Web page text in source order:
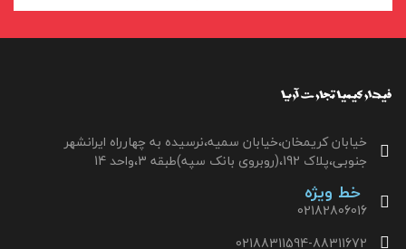
خیابان کریمخان،خیابان سمیه،نرسیده به چهارراه ایرانشهر
جنوبی،پلاک 192،(روبروی بانک سپه)طبقه 3،واحد 14
خط ویژه
02182806016
02188311594-88311672